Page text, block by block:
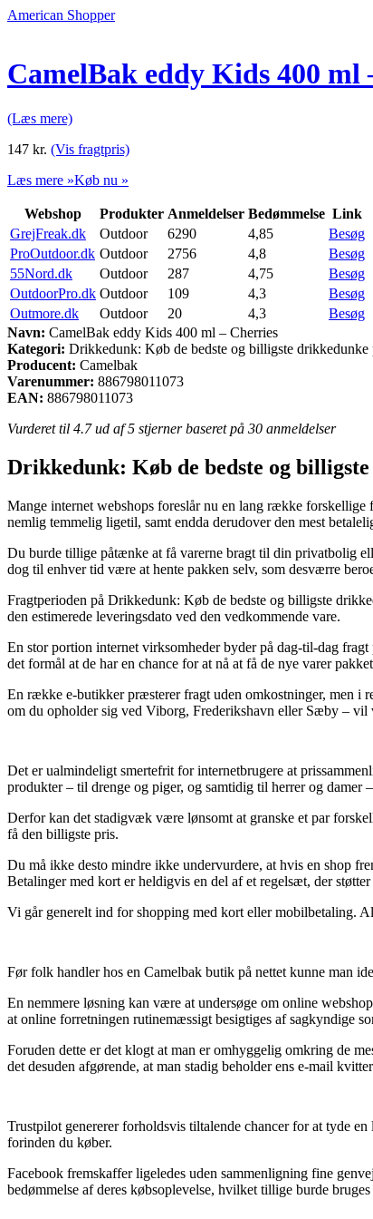
American Shopper
CamelBak eddy Kids 400 ml
(Læs mere)
147 kr. (Vis fragtpris)
Læs mere »Køb nu »
Webshop Produkter Anmeldelser Bedømmelse Link
GrejFreak.dk
Outdoor 6290 4,85
Besøg
ProOutdoor.dk Outdoor 2756 4,8
Besøg
55Nord.dk
Outdoor 287 4,75
Besøg
OutdoorPro.dk Outdoor 109 4,3
Besøg
Outmore.dk
Outdoor 20 4,3
Besøg
Navn: CamelBak eddy Kids 400 ml – Cherries
Kategori: Drikkedunk: Køb de bedste og billigste drikkedunke
Producent: Camelbak
Varenummer: 886798011073
EAN: 886798011073
Vurderet til 4.7ud af 5 stjerner baseret på 30 anmeldelser
Drikkedunk: Køb de bedste og
Mange internet webshops foreslår nu en lang række
nemlig temmelig ligetil, samt endda derudover den mest
Du burde tillige påtænke at få varerne bragt til din privatbolig
dog til enhver tid være at hente pakken selv, som desværre
Fragtperioden på Drikkedunk: Køb de bedste og billigste
den estimerede leveringsdato ved den vedkommende vare.
En stor portion internet virksomheder byder på dag-til-dag
det formål at de har en chance for at nå at få de nye varer
En række e-butikker præsterer fragt uden omkostninger, men i
om du opholder sig ved Viborg, Frederikshavn eller Sæby –
Det er ualmindeligt smertefrit for internetbrugere at
produkter – til drenge og piger, og samtidig til herrer og damer
Derfor kan det stadigvæk være lønsomt at granske et par
få den billigste pris.
Du må ikke desto mindre ikke undervurdere, at hvis en shop
Betalinger med kort er heldigvis en del af et regelsæt, der
Vi går generelt ind for shopping med kort eller mobilbetaling.
Før folk handler hos en Camelbak butik på nettet kunne man
En nemmere løsning kan være at undersøge om online
at online forretningen rutinemæssigt besigtiges af sagkyndige
Foruden dette er det klogt at man er omhyggelig omkring de
det desuden afgørende, at man stadig beholder ens e-mail
Trustpilot genererer forholdsvis tiltalende chancer for at tyde
forinden du køber.
Facebook fremskaffer ligeledes uden sammenligning fine
bedømmelse af deres købsoplevelse, hvilket tillige burde